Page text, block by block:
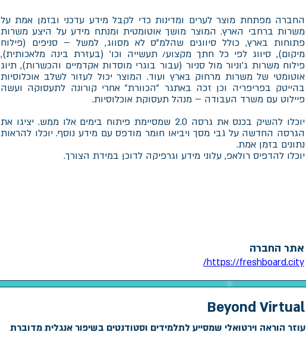
החברה מפתחת מוצר לערים ומדינות כדי לקבל מידע עדכני ובזמן אמת על
משרות ברחבי הארץ. המוצר מושך אוטומטית ומנתח מידע על היצע משרות
פתוחות בארץ, כולל סיווגים שהלמ״ס לא מסווג, למשל – סניפים (פילוח
מיקום), סיווג לפי כל חתך מקצוע/ תעשייה וכו׳ (בעזרת בינה מלאכותית),
פילוח משרות ג׳וניור מול סניור (עבור בוגרי מוסדות אקדמיים והכשרות), תיוג
אוטומטי של משרות מרחוק בארץ ועוד. המוצר יכול לעזור לשלב אוכלוסיות
בהייטק בפריפריה וכן זכה באתגר ״הכוורת״ אחרי קורונה לתעסוקה ועשה
פיילוט עם משרד העבודה – מנהל תעסוקת אוכלוסיות.
יוכלו להשיק בכנס את גרסה 2.0 שמסיימת פיתוח בימים אלו ממש. יציגו את
הגרסה החדשה על גבי מסך ויביאו חומר מודפס עם מידע נוסף. יוכלו להראות
נתונים בזמן אמת.
יוכלו להדפיס רולאפ, עלוני מידע וגרפיקה לדוכן במידת הצורך.
אתר החברה
https://freshboard.city/
Beyond Virtual
עוזר הוראה וירטואלי שמסייע לתלמידים וסטודנטים בשיפור אנגלית מדוברת